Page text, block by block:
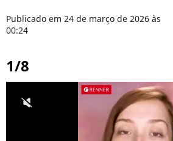
Publicado em 24 de março de 2026 às
00:24
1/8